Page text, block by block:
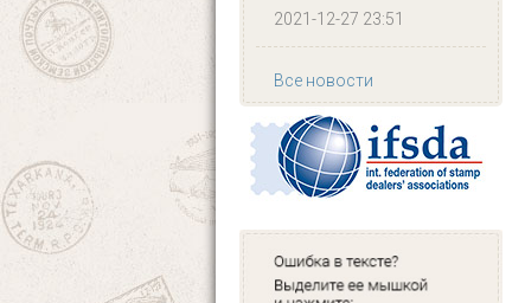
2021-12-27 23:51
Все новости